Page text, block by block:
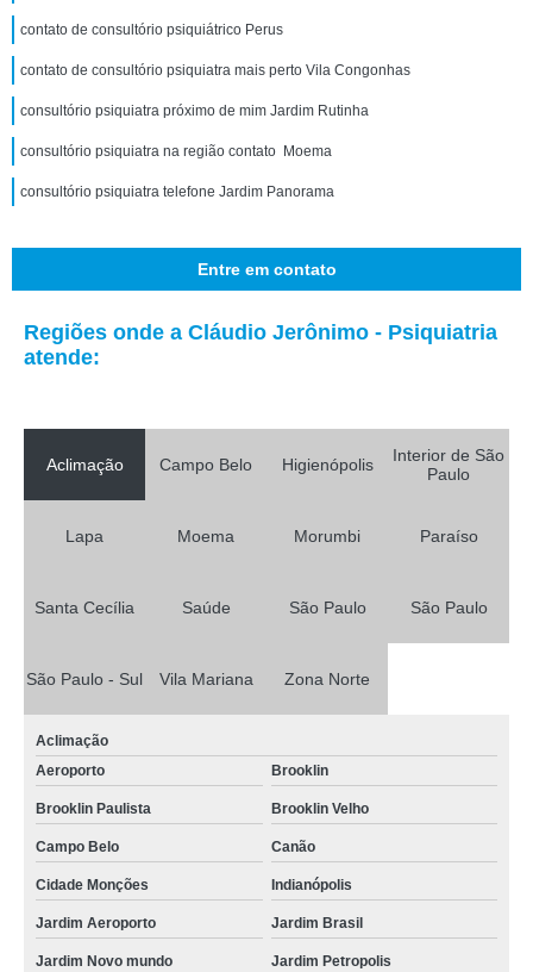
contato de consultório psiquiátrico Perus
contato de consultório psiquiatra mais perto Vila Congonhas
consultório psiquiatra próximo de mim Jardim Rutinha
consultório psiquiatra na região contato Moema
consultório psiquiatra telefone Jardim Panorama
Entre em contato
Regiões onde a Cláudio Jerônimo - Psiquiatria
atende:
Aclimação Campo Belo Higienópolis
Interior de São
Paulo
Lapa Moema Morumbi Paraíso
Santa Cecília Saúde São Paulo São Paulo
São Paulo - Sul Vila Mariana Zona Norte
Aclimação
Aeroporto
Brooklin
Brooklin Paulista Brooklin Velho
Campo Belo Canão
Cidade Monções Indianópolis
Jardim Aeroporto Jardim Brasil
Jardim Novo mundo Jardim Petropolis